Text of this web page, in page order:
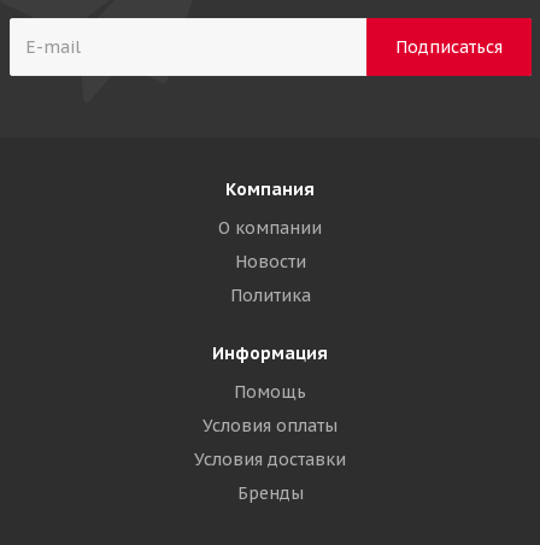
Компания
О компании
Новости
Политика
Информация
Помощь
Условия оплаты
Условия доставки
Бренды